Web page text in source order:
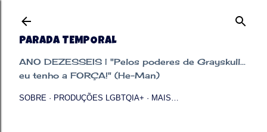
PARADA TEMPORAL
ANO DEZESSEIS | "Pelos poderes de Grayskull...
eu tenho a FORÇA!" (He-Man)
SOBRE PRODUÇÕES LGBTQIA+ MAIS…